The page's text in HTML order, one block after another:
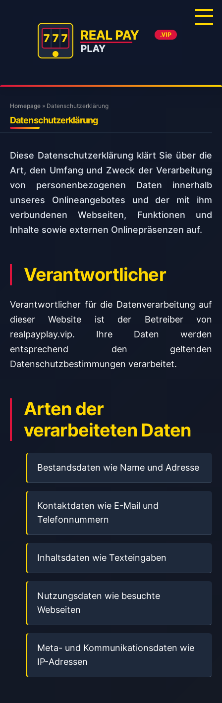
Homepage » Datenschutzerklärung
Datenschutzerklärung
Diese Datenschutzerklärung klärt Sie über die
Art, den Umfang und Zweck der Verarbeitung
von personenbezogenen Daten innerhalb
unseres Onlineangebotes und der mit ihm
verbundenen Webseiten, Funktionen und
Inhalte sowie externen Onlinepräsenzen auf.
Verantwortlicher
Verantwortlicher für die Datenverarbeitung auf
dieser Website ist der Betreiber von
realpayplay.vip. Ihre Daten werden
entsprechend den geltenden
Datenschutzbestimmungen verarbeitet.
Arten der
verarbeiteten Daten
Bestandsdaten wie Name und Adresse
Kontaktdaten wie E-Mail und
Telefonnummern
Inhaltsdaten wie Texteingaben
Nutzungsdaten wie besuchte
Webseiten
Meta- und Kommunikationsdaten wie
IP-Adressen